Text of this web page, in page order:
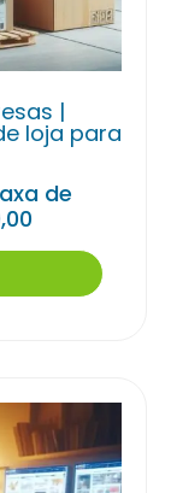
|
loja para
de